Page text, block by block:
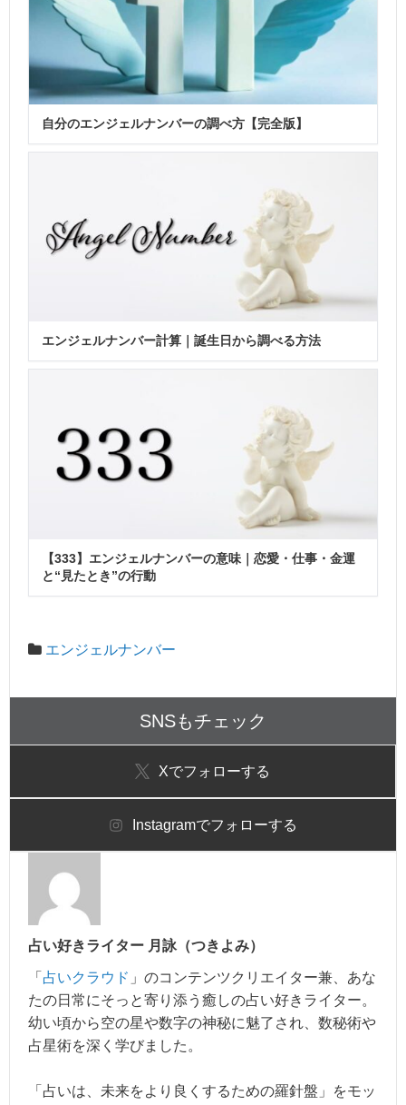
自分のエンジェルナンバーの調べ方【完全版】
エンジェルナンバー計算｜誕生日から調べる方法
【333】エンジェルナンバーの意味｜恋愛・仕事・金運
と“見たとき”の行動
エンジェルナンバー
SNSもチェック
Xでフォローする
Instagramでフォローする
占い好きライター 月詠（つきよみ）
「 占いクラウド 」のコンテンツクリエイター兼、あな
たの日常にそっと寄り添う癒しの占い好きライター。
幼い頃から空の星や数字の神秘に魅了され、数秘術や
占星術を深く学びました。
「占いは、未来をより良くするための羅針盤」をモッ